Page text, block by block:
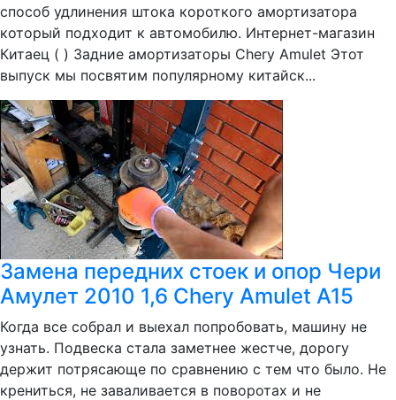
способ удлинения штока короткого амортизатора
который подходит к автомобилю. Интернет-магазин
Китаец ( ) Задние амортизаторы Chery Amulet Этот
выпуск мы посвятим популярному китайск...
Замена передних стоек и опор Чери
Амулет 2010 1,6 Chery Amulet A15
Когда все собрал и выехал попробовать, машину не
узнать. Подвеска стала заметнее жестче, дорогу
держит потрясающе по сравнению с тем что было. Не
крениться, не заваливается в поворотах и не